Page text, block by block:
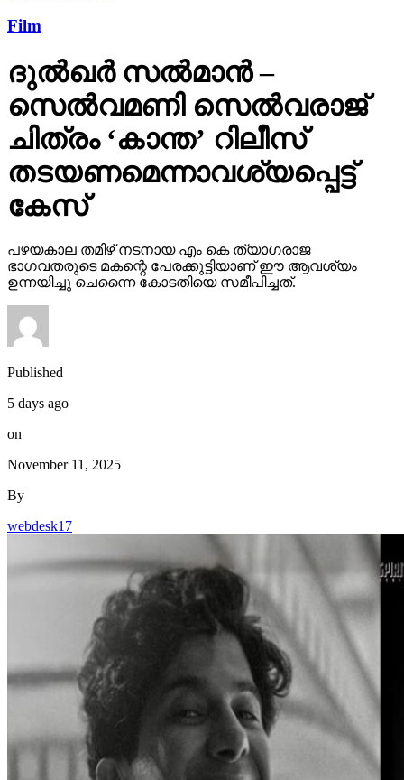
Film
ദുല്‍ഖര്‍ സല്‍മാന്‍ –
സെല്‍വമണി സെല്‍വരാജ്
ചിത്രം ‘കാന്ത’ റിലീസ്
തടയണമെന്നാവശ്യപ്പെട്ട്
കേസ്
പഴയകാല തമിഴ് നടനായ എം കെ ത്യാഗരാജ
ഭാഗവതരുടെ മകന്റെ പേരക്കുട്ടിയാണ് ഈ ആവശ്യം
ഉന്നയിച്ചു ചെന്നൈ കോടതിയെ സമീപിച്ചത്.
Published
5 days ago
on
November 11, 2025
By
webdesk17